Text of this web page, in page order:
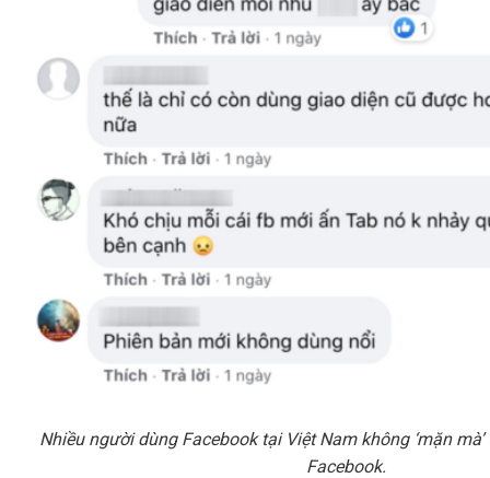
Nhiều người dùng Facebook tại Việt Nam không ‘mặn
Facebook.